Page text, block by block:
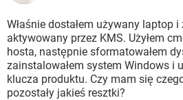
WINDOWS 10
INSTAGRAM
WINDOWS 10
GRY
SPOTIFY
INSTAGRAM
WINDOWS 10
COVID-19
GRY
SPOTIFY
INSTAGRAM
Właśnie dostałem używany laptop i
aktywowany przez KMS. Użyłem
hosta, następnie sformatowałem
zainstalowałem system Windows i
klucza produktu. Czy mam się
pozostały jakieś resztki?